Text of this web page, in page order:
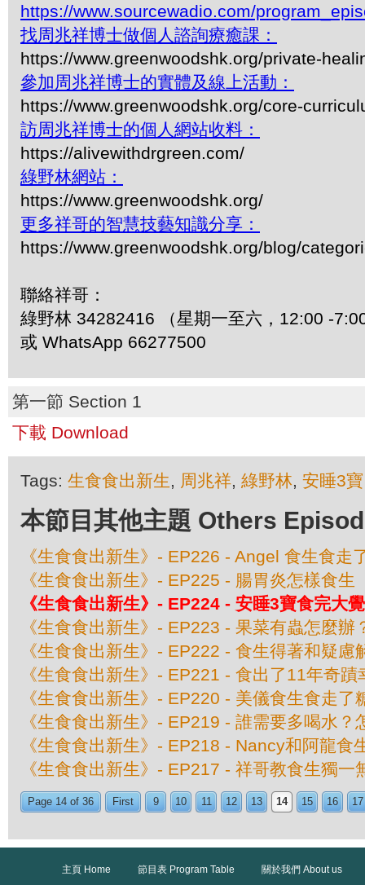
https://www.sourcewadio.com/
找周兆祥博士做個人諮詢療癒課：
https://www.greenwoodshk.org/private-
參加周兆祥博士的實體及線上活動：
https://www.greenwoodshk.org/core-
訪周兆祥博士的個人網站收料：
https://alivewithdrgreen.com/
綠野林網站：
https://www.greenwoodshk.org/
更多祥哥的智慧技藝知識分享：
https://www.greenwoodshk.org/blog/
聯絡祥哥：
綠野林 34282416 （星期一至六，12:00 -
或 WhatsApp 66277500
第一節 Section 1
下載 Download
Tags: 生食食出新生, 周兆祥, 綠野林, 安睡3寶
本節目其他主題 Others
《生食食出新生》- EP226 - Angel 食生食走
《生食食出新生》- EP225 - 腸胃炎怎樣食生
《生食食出新生》- EP224 - 安睡3寶食完大
《生食食出新生》- EP223 - 果菜有蟲怎麼辦
《生食食出新生》- EP222 - 食生得著和疑慮
《生食食出新生》- EP221 - 食出了11年奇蹟
《生食食出新生》- EP220 - 美儀食生食走了
《生食食出新生》- EP219 - 誰需要多喝水？
《生食食出新生》- EP218 - Nancy和阿龍食
《生食食出新生》- EP217 - 祥哥教食生獨一
Page 14 of 36 First 9 10 11 12 13 14 15 16 17
主頁 Home 節目表 Program Table
關於我們 About us